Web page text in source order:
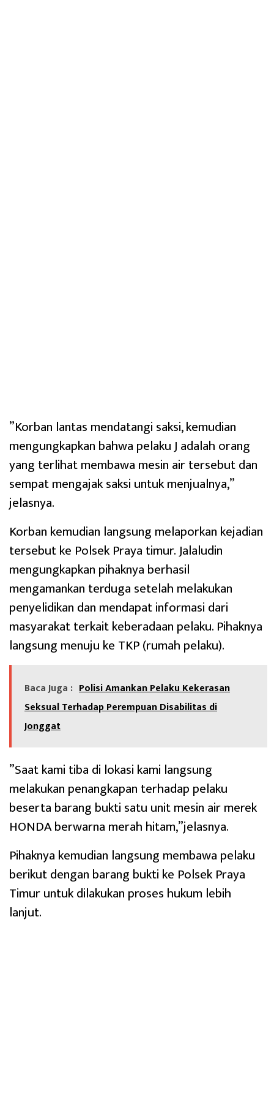
‎”Korban lantas mendatangi saksi, kemudian
mengungkapkan bahwa pelaku J adalah orang
yang terlihat membawa mesin air tersebut dan
sempat mengajak saksi untuk menjualnya,”
jelasnya.
‎Korban kemudian langsung melaporkan kejadian
tersebut ke Polsek Praya timur. Jalaludin
mengungkapkan pihaknya berhasil
mengamankan terduga setelah melakukan
penyelidikan dan mendapat informasi dari
masyarakat terkait keberadaan pelaku. Pihaknya
langsung menuju ke TKP (rumah pelaku).
Baca Juga : Polisi Amankan Pelaku Kekerasan
Seksual Terhadap Perempuan Disabilitas di
Jonggat
‎”Saat kami tiba di lokasi kami langsung
melakukan penangkapan terhadap pelaku
beserta barang bukti satu unit mesin air merek
HONDA berwarna merah hitam,”jelasnya.
‎Pihaknya kemudian langsung membawa pelaku
berikut dengan barang bukti ke Polsek Praya
Timur untuk dilakukan proses hukum lebih
lanjut.